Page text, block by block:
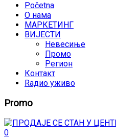
Početna
O нама
МАРКЕТИНГ
ВИЈЕСТИ
Невесиње
Промо
Регион
Контакт
Rадио уживо
Promo
0